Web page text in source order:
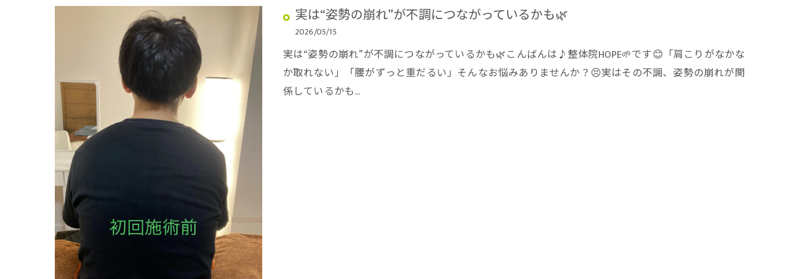
実は“姿勢の崩れ”が不調につながっているかも🌿
2026/05/15
実は“姿勢の崩れ”が不調につながっているかも🌿こんばんは♪整体院HOPE🌱です😊「肩こりがなかな
か取れない」「腰がずっと重だるい」そんなお悩みありませんか？😣実はその不調、姿勢の崩れが関
係しているかも…